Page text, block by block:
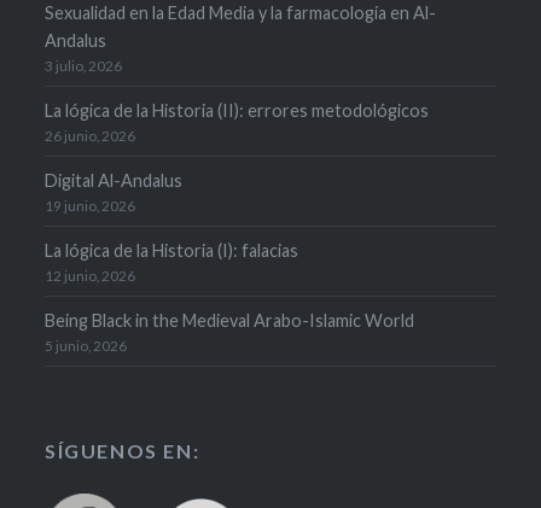
Sexualidad en la Edad Media y la farmacología en Al-
Andalus
3 julio, 2026
La lógica de la Historia (II): errores metodológicos
26 junio, 2026
Digital Al-Andalus
19 junio, 2026
La lógica de la Historia (I): falacias
12 junio, 2026
Being Black in the Medieval Arabo-Islamic World
5 junio, 2026
SÍGUENOS EN: